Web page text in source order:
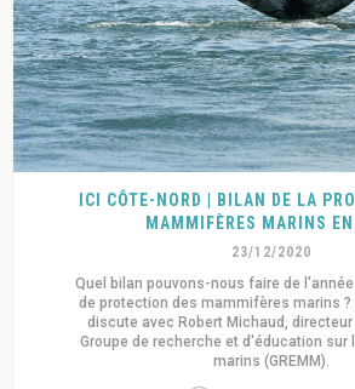
ICI CÔTE-NORD | BILAN DE LA
MAMMIFÈRES MARINS
23/12/2020
Quel bilan pouvons-nous faire de
de protection des mammifères marins ?
discute avec Robert Michaud,
Groupe de recherche et d'éducation
marins (GREMM).